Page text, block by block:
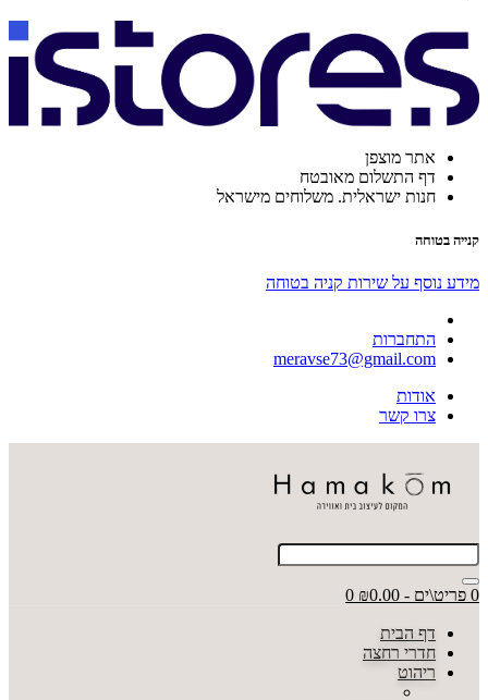
אתר מוצפן
דף התשלום מאובטח
חנות ישראלית. משלוחים מישראל
קנייה בטוחה
מידע נוסף על שירות קניה בטוחה
התחברות
meravse73@gmail.com
אודות
צרו קשר
0 פריט\ים - ₪0.00 0
דף הבית
חדרי רחצה
ריהוט